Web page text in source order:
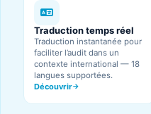
Traduction temps réel
Traduction instantanée pour
faciliter l’audit dans un
contexte international — 18
langues supportées.
Découvrir